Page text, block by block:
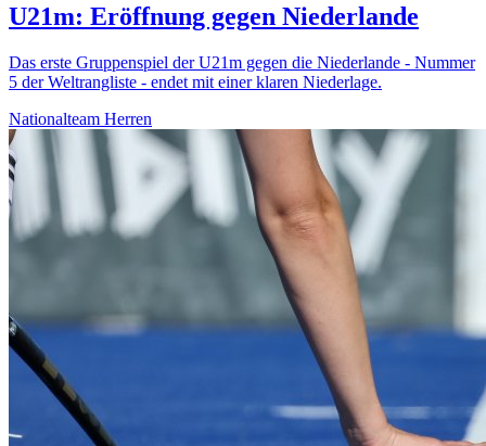
U21m: Eröffnung gegen Niederlande
Das erste Gruppenspiel der U21m gegen die Niederlande - Nummer
5 der Weltrangliste - endet mit einer klaren Niederlage.
Nationalteam Herren